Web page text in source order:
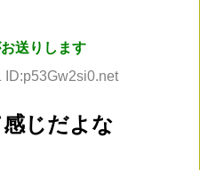
送りします
ID:p53Gw2si0.net
じだよな